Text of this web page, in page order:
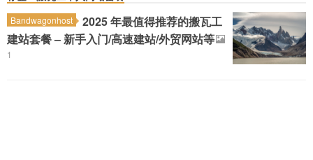
Bandwagonhost
2025 年最值得推荐的搬瓦工
建站套餐 – 新手入门/高速建站/外贸网站等
1